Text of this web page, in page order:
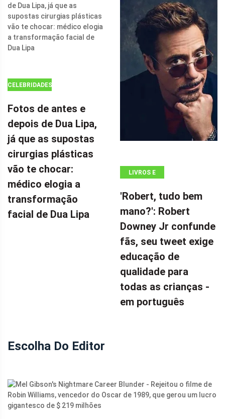
DA DC EM 'THE
FLASH' COM
SEU FILME DE
AÇÃO DE $ 100
MILHÕES POR
CELEBRIDADES
Fotos de antes e
depois de Dua Lipa,
já que as supostas
cirurgias plásticas
vão te chocar:
médico elogia a
transformação
facial de Dua Lipa
LIVROS E
'Robert, tudo bem
mano?': Robert
Downey Jr confunde
fãs, seu tweet exige
educação de
qualidade para
todas as crianças -
em português
Escolha Do Editor